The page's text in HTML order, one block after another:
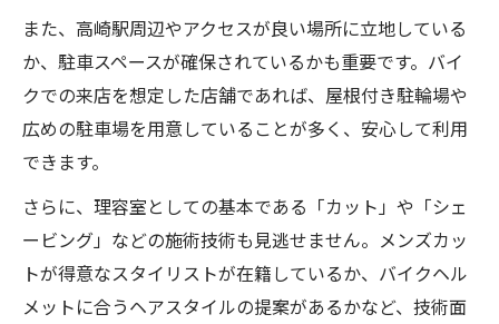
また、高崎駅周辺やアクセスが良い場所に立地している
か、駐車スペースが確保されているかも重要です。バイ
クでの来店を想定した店舗であれば、屋根付き駐輪場や
広めの駐車場を用意していることが多く、安心して利用
できます。
さらに、理容室としての基本である「カット」や「シェ
ービング」などの施術技術も見逃せません。メンズカッ
トが得意なスタイリストが在籍しているか、バイクヘル
メットに合うヘアスタイルの提案があるかなど、技術面